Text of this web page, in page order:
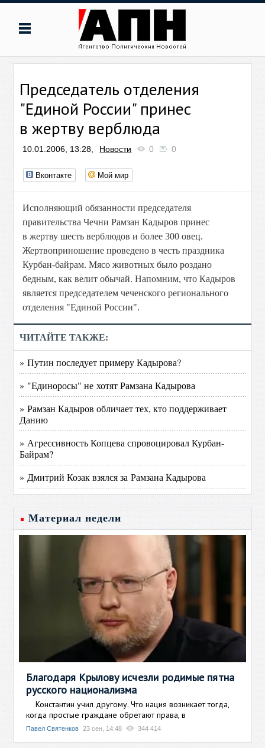
Председатель отделения
"Единой России" принес
в жертву верблюда
10.01.2006, 13:28, Новости 0 0
Вконтакте Мой мир
Исполняющий обязанности председателя
правительства Чечни Рамзан Кадыров принес
в жертву шесть верблюдов и более 300 овец.
Жертвоприношение проведено в честь праздника
Курбан-байрам. Мясо животных было роздано
бедным, как велит обычай. Напомним, что Кадыров
является председателем чеченского регионального
отделения "Единой России".
ЧИТАЙТЕ ТАКЖЕ:
» Путин последует примеру Кадырова?
» "Единоросы" не хотят Рамзана Кадырова
» Рамзан Кадыров обличает тех, кто поддерживает
Данию
» Агрессивность Копцева спровоцировал Курбан-
Байрам?
» Дмитрий Козак взялся за Рамзана Кадырова
Материал недели
Благодаря Крылову исчезли родимые пятна
русского национализма
Константин учил другому. Что нация возникает тогда,
когда простые граждане обретают права, в
Павел Святенков 23 сен, 14:48 344 414